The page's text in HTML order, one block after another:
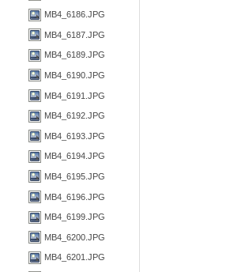
MB4_6186.JPG
MB4_6187.JPG
MB4_6189.JPG
MB4_6190.JPG
MB4_6191.JPG
MB4_6192.JPG
MB4_6193.JPG
MB4_6194.JPG
MB4_6195.JPG
MB4_6196.JPG
MB4_6199.JPG
MB4_6200.JPG
MB4_6201.JPG